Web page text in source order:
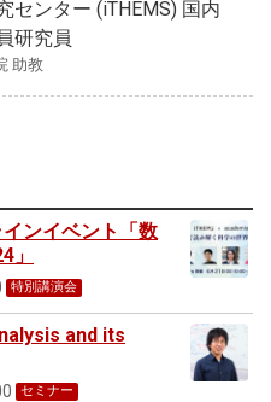
センター (iTHEMS) 国内
研究員
助教
ンイベント「数
」
特別講演会
and its
セミナー